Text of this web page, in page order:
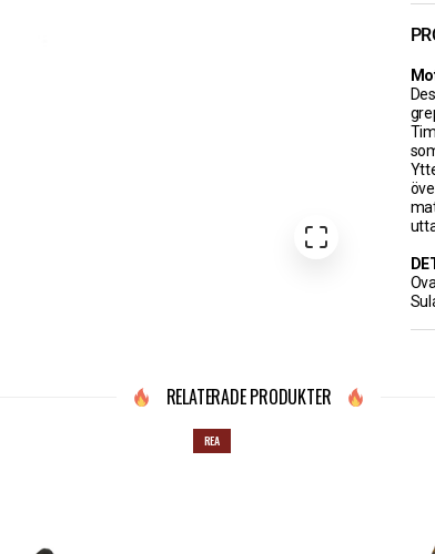
RELATERADE PRODUKTER
REA